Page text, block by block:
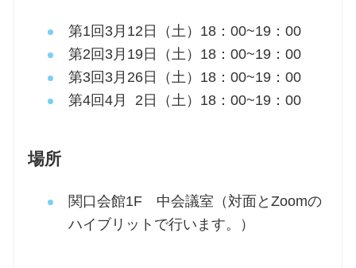
第1回3月12日（土）18：00~19：00
第2回3月19日（土）18：00~19：00
第3回3月26日（土）18：00~19：00
第4回4月 2日（土）18：00~19：00
場所
関口会館1F 中会議室（対面とZoomの
ハイブリットで行います。）